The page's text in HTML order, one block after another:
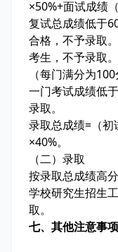
×50%+面试成绩
复试总成绩低于
合格，不予录取
考生，不予录取
（每门满分为
一门考试成绩低
录取。
录取总成绩=（
×40%。
（二）录取
按录取总成绩高
学校研究生招生
取。
七、其他注意事项